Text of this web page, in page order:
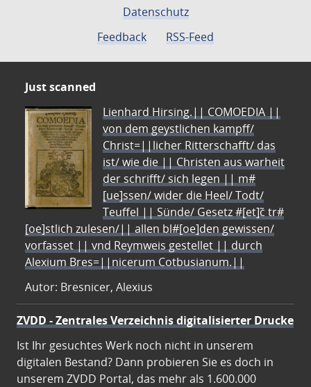
Datenschutz
Feedback
RSS-Feed
Just scanned
Lienhard Hirsing.|| COMOEDIA ||
von dem geystlichen kampff/
Christ=||licher Ritterschafft/ das
ist/ wie die || Christen aus warheit
der schrifft/ sich legen || m#
[ue]ssen/ wider die Heel/ Todt/
Teuffel || Sünde/ Gesetz #[et]c̃ tr#
[oe]stlich zulesen/|| allen bl#[oe]den gewissen/
vorfasset || vnd Reymweis gestellet || durch
Alexium Bres=||nicerum Cotbusianum.||
Autor: Bresnicer, Alexius
ZVDD - Zentrales Verzeichnis digitalisierter Drucke
Ist Ihr gesuchtes Werk noch nicht in unserem
digitalen Bestand? Dann probieren Sie es doch in
unserem ZVDD Portal, das mehr als 1.600.000